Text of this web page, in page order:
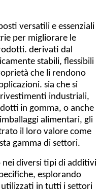
versatili e essenziali
per migliorare le
derivati dal
stabili, flessibili
che li rendono
sia che si
industriali,
in gomma, o anche
alimentari, gli
il loro valore come
gamma di settori.
nei diversi tipi di additivi
esplorando
in tutti i settori